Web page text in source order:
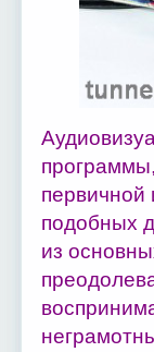
подобных
из